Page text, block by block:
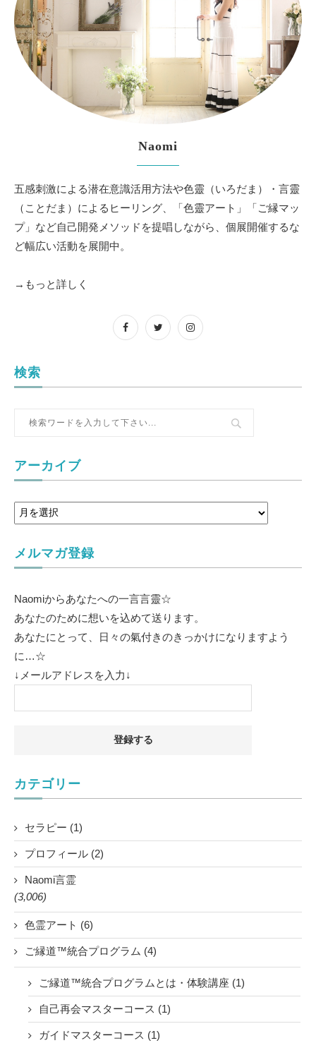
Naomi
五感刺激による潜在意識活用方法や色靈（いろだま）・言靈
（ことだま）によるヒーリング、「色靈アート」「ご縁マッ
プ」など自己開発メソッドを提唱しながら、個展開催するな
ど幅広い活動を展開中。
→もっと詳しく
検索
アーカイブ
メルマガ登録
Naomiからあなたへの一言言靈☆
あなたのために想いを込めて送ります。
あなたにとって、日々の氣付きのきっかけになりますよう
に…☆
↓メールアドレスを入力↓
カテゴリー
セラピー (1)
プロフィール (2)
Naomi言霊
(3,006)
色霊アート (6)
ご縁道™統合プログラム (4)
ご縁道™統合プログラムとは・体験講座 (1)
自己再会マスターコース (1)
ガイドマスターコース (1)